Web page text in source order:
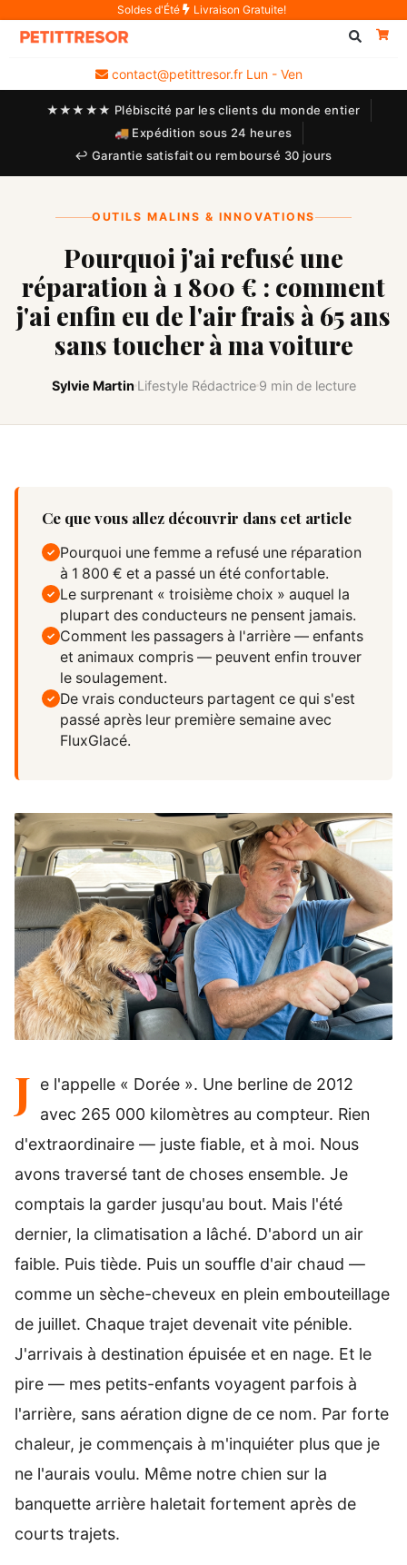
Soldes d'Été Livraison Gratuite!
contact@petittresor.fr Lun - Ven
★★★★★ Plébiscité par les clients du monde entier
🚚 Expédition sous 24 heures
↩ Garantie satisfait ou remboursé 30 jours
OUTILS MALINS & INNOVATIONS
Pourquoi j'ai refusé une
réparation à 1 800 € : comment
j'ai enfin eu de l'air frais à 65 ans
sans toucher à ma voiture
Sylvie Martin Lifestyle Rédactrice 9 min de lecture
Ce que vous allez découvrir dans cet article
✓ Pourquoi une femme a refusé une réparation
à 1 800 € et a passé un été confortable.
✓ Le surprenant « troisième choix » auquel la
plupart des conducteurs ne pensent jamais.
✓ Comment les passagers à l'arrière — enfants
et animaux compris — peuvent enfin trouver
le soulagement.
✓ De vrais conducteurs partagent ce qui s'est
passé après leur première semaine avec
FluxGlacé.
J e l'appelle « Dorée ». Une berline de 2012
avec 265 000 kilomètres au compteur. Rien
d'extraordinaire — juste fiable, et à moi. Nous
avons traversé tant de choses ensemble. Je
comptais la garder jusqu'au bout. Mais l'été
dernier, la climatisation a lâché. D'abord un air
faible. Puis tiède. Puis un souffle d'air chaud —
comme un sèche-cheveux en plein embouteillage
de juillet. Chaque trajet devenait vite pénible.
J'arrivais à destination épuisée et en nage. Et le
pire — mes petits-enfants voyagent parfois à
l'arrière, sans aération digne de ce nom. Par forte
chaleur, je commençais à m'inquiéter plus que je
ne l'aurais voulu. Même notre chien sur la
banquette arrière haletait fortement après de
courts trajets.